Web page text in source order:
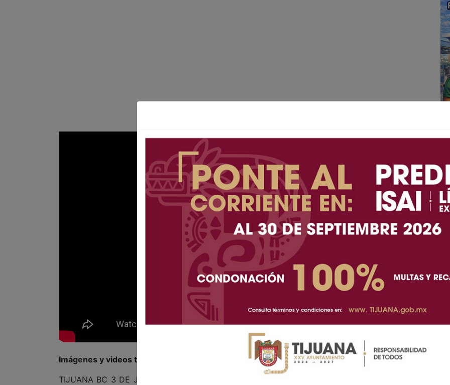
Imágenes y videos tomados de FB
TIJUANA BC 3 DE JUNIO DE 2026 (AFN).- Vecinos de los fraccionamientos en Mesa de Otay